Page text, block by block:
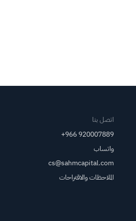
اتصل بنا
+966 920007889
واتساب
cs@sahmcapital.com
الملاحظات والاقتراحات